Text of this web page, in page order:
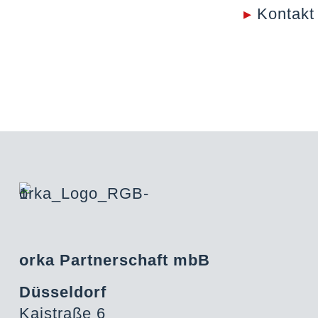
▸ Kontakt
orka Partnerschaft mbB
Düsseldorf
Kaistraße 6